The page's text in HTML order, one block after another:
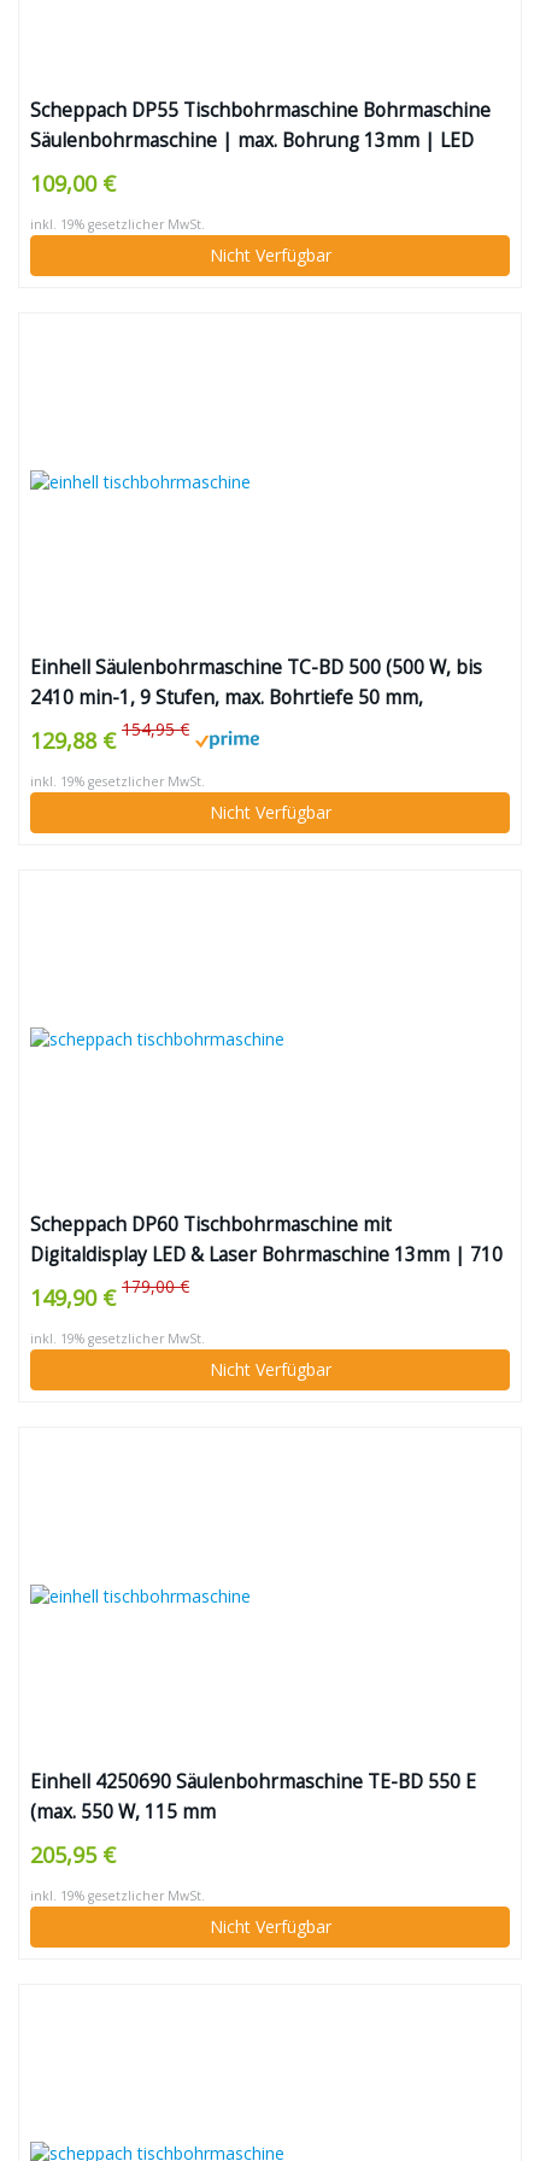
Scheppach DP55 Tischbohrmaschine Bohrmaschine
Säulenbohrmaschine | max. Bohrung 13mm | LED
Laser | 710 W Leistung | Drehzahl 500–2600 min-1 |
Bohrfutterspannbereich 1,5–13mm | Digitaldisplay &
Laser
109,00 €
inkl. 19% gesetzlicher MwSt.
Nicht Verfügbar
Einhell Säulenbohrmaschine TC-BD 500 (500 W, bis
2410 min-1, 9 Stufen, max. Bohrtiefe 50 mm,
einstellbarer Tiefenanschlag, neig-/drehbarer und
höhenverstellbarer Bohrtisch)
129,88 € 154,95 €
inkl. 19% gesetzlicher MwSt.
Nicht Verfügbar
Scheppach DP60 Tischbohrmaschine mit
Digitaldisplay LED & Laser Bohrmaschine 13mm | 710
W Drehzahl: 170–880 / 490–2600 min-1 | Bohrfutter
1,5–13mm
149,90 € 179,00 €
inkl. 19% gesetzlicher MwSt.
Nicht Verfügbar
Einhell 4250690 Säulenbohrmaschine TE-BD 550 E
(max. 550 W, 115 mm
Ausladung,,stufen-/werkzeuglose
Drehzahlregulierung, LCD LCD Anzeige, Qualitäts-
Schnellspannbohrfutter, einstellbarer
205,95 €
inkl. 19% gesetzlicher MwSt.
Nicht Verfügbar